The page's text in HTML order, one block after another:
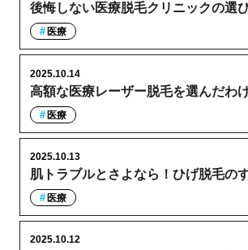
後悔しない医療脱毛クリニックの選
医療
高額な医療レーザー脱毛を選んだわ
2025.10.14
医療
肌トラブルとさよなら！ひげ脱毛の
2025.10.13
医療
2025.10.12